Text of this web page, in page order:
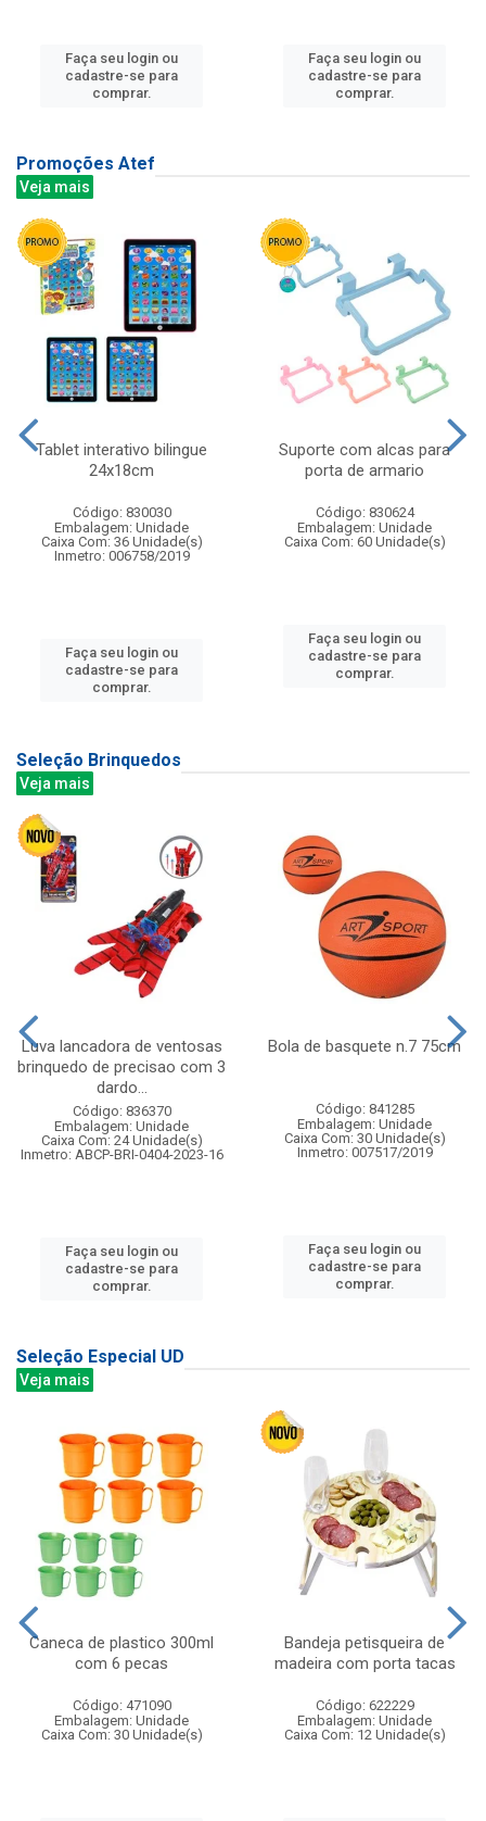
Faça seu login ou
cadastre-se para
comprar.
Faça seu login ou
cadastre-se para
comprar.
Promoções Atef
Veja mais
Tablet interativo bilingue
24x18cm
Código: 830030
Embalagem: Unidade
Caixa Com: 36 Unidade(s)
Inmetro: 006758/2019
Faça seu login ou
cadastre-se para
comprar.
Suporte com alcas para
porta de armario
Código: 830624
Embalagem: Unidade
Caixa Com: 60 Unidade(s)
Faça seu login ou
cadastre-se para
comprar.
Seleção Brinquedos
Veja mais
Luva lancadora de ventosas
brinquedo de precisao com 3
dardo...
Código: 836370
Embalagem: Unidade
Caixa Com: 24 Unidade(s)
Inmetro: ABCP-BRI-0404-2023-16
Faça seu login ou
cadastre-se para
comprar.
Bola de basquete n.7 75cm
Código: 841285
Embalagem: Unidade
Caixa Com: 30 Unidade(s)
Inmetro: 007517/2019
Faça seu login ou
cadastre-se para
comprar.
Seleção Especial UD
Veja mais
Caneca de plastico 300ml
com 6 pecas
Código: 471090
Embalagem: Unidade
Caixa Com: 30 Unidade(s)
Bandeja petisqueira de
madeira com porta tacas
Código: 622229
Embalagem: Unidade
Caixa Com: 12 Unidade(s)